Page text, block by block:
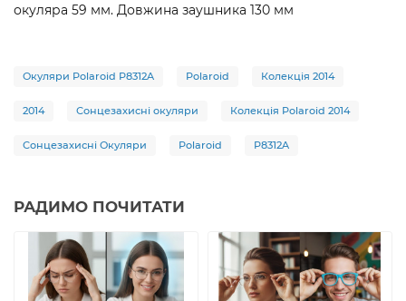
окуляра 59 мм. Довжина заушника 130 мм
Окуляри Polaroid P8312A Polaroid Колекція 2014
2014 Сонцезахисні окуляри Колекція Polaroid 2014
Сонцезахисні Окуляри Polaroid P8312A
РАДИМО ПОЧИТАТИ